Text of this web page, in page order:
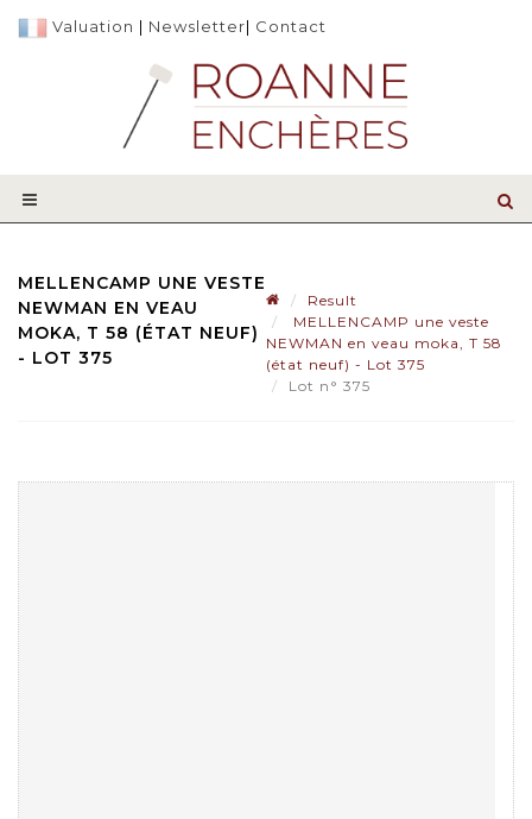
Valuation | Newsletter| Contact
MELLENCAMP UNE VESTE
NEWMAN EN VEAU
MOKA, T 58 (ÉTAT NEUF)
- LOT 375
Result
MELLENCAMP une veste
NEWMAN en veau moka, T 58
(état neuf) - Lot 375
Lot n° 375